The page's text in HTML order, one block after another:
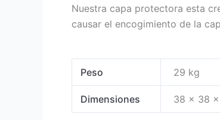
Nuestra capa protectora esta
causar el encogimiento de la
Peso 29 kg
Dimensiones 38 × 38